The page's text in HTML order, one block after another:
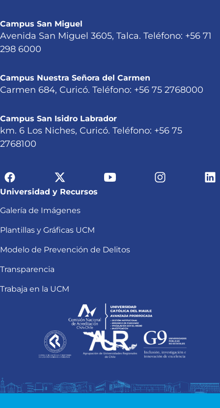
Campus San Miguel
Avenida San Miguel 3605, Talca. Teléfono: +56 71
298 6000
Campus Nuestra Señora del Carmen
Carmen 684, Curicó. Teléfono: +56 75 2768000
Campus San Isidro Labrador
km. 6 Los Niches, Curicó. Teléfono: +56 75
2768100
Universidad y Recursos
Galería de Imágenes
Plantillas y Gráficas UCM
Modelo de Prevención de Delitos
Transparencia
Trabaja en la UCM